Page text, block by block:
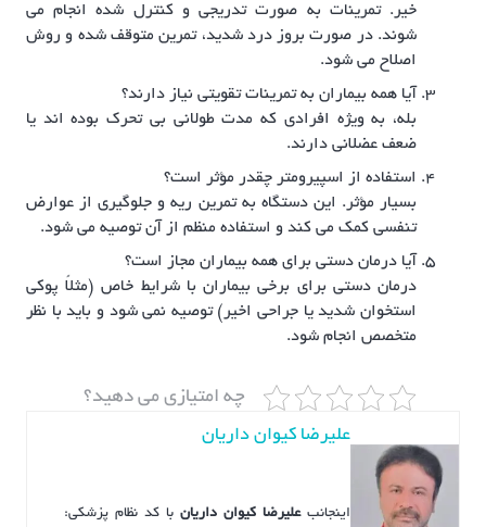
خیر. تمرینات به صورت تدریجی و کنترل شده انجام می
شوند. در صورت بروز درد شدید، تمرین متوقف شده و روش
اصلاح می شود.
آیا همه بیماران به تمرینات تقویتی نیاز دارند؟
بله، به ویژه افرادی که مدت طولانی بی تحرک بوده اند یا
ضعف عضلانی دارند.
استفاده از اسپیرومتر چقدر مؤثر است؟
بسیار مؤثر. این دستگاه به تمرین ریه و جلوگیری از عوارض
تنفسی کمک می کند و استفاده منظم از آن توصیه می شود.
آیا درمان دستی برای همه بیماران مجاز است؟
درمان دستی برای برخی بیماران با شرایط خاص (مثلاً پوکی
استخوان شدید یا جراحی اخیر) توصیه نمی شود و باید با نظر
متخصص انجام شود.
چه امتیازی می دهید؟
علیرضا کیوان داریان
اینجانبعلیرضا کیوان داریان با کد نظام پزشکی: